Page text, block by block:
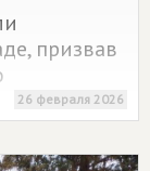
призвав
26 февраля 2026